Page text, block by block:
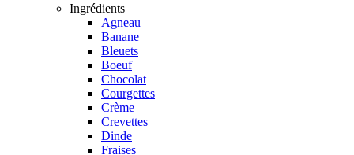
Ingrédients
Agneau
Banane
Bleuets
Boeuf
Chocolat
Courgettes
Crème
Crevettes
Dinde
Fraises